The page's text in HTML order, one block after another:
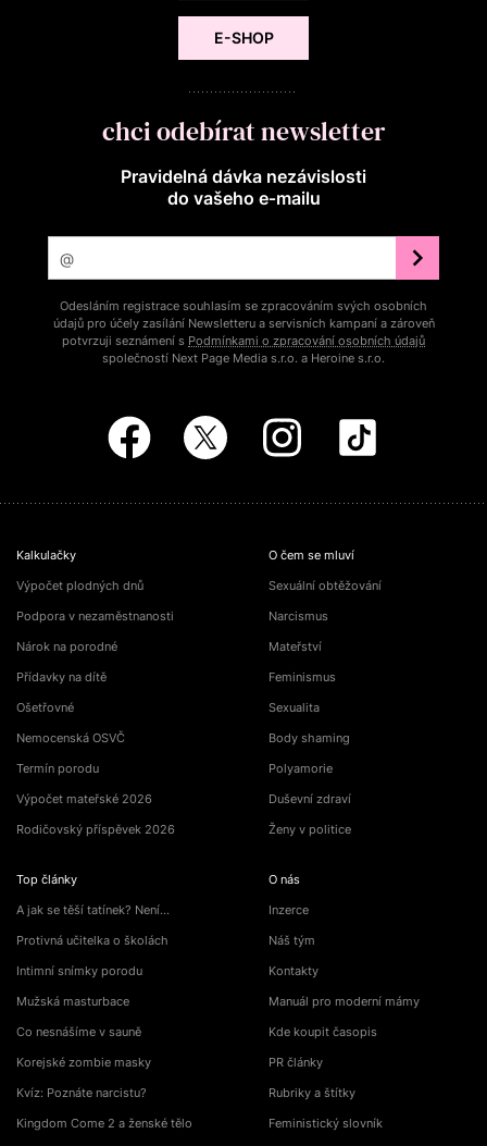
E-SHOP
chci odebírat newsletter
Pravidelná dávka nezávislosti
do vašeho e‑mailu
Odesláním registrace souhlasím se zpracováním svých osobních
údajů pro účely zasílání Newsletteru a servisních kampaní a zároveň
potvrzuji seznámení s Podmínkami o zpracování osobních údajů
společností Next Page Media s.r.o. a Heroine s.r.o.
Kalkulačky
Výpočet plodných dnů
Podpora v nezaměstnanosti
Nárok na porodné
Přídavky na dítě
Ošetřovné
Nemocenská OSVČ
Termín porodu
Výpočet mateřské 2026
Rodičovský příspěvek 2026
Top články
A jak se těší tatínek? Není…
Protivná učitelka o školách
Intimní snímky porodu
Mužská masturbace
Co nesnášíme v sauně
Korejské zombie masky
Kvíz: Poznáte narcistu?
Kingdom Come 2 a ženské tělo
O čem se mluví
Sexuální obtěžování
Narcismus
Mateřství
Feminismus
Sexualita
Body shaming
Polyamorie
Duševní zdraví
Ženy v politice
O nás
Inzerce
Náš tým
Kontakty
Manuál pro moderní mámy
Kde koupit časopis
PR články
Rubriky a štítky
Feministický slovník